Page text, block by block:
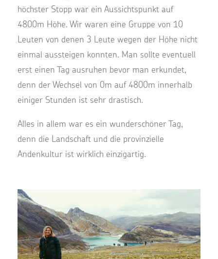
höchster Stopp war ein Aussichtspunkt auf
4800m Höhe. Wir waren eine Gruppe von 10
Leuten von denen 3 Leute wegen der Höhe nicht
einmal aussteigen konnten. Man sollte eventuell
erst einen Tag ausruhen bevor man erkundet,
denn der Wechsel von 0m auf 4800m innerhalb
einiger Stunden ist sehr drastisch.
Alles in allem war es ein wunderschöner Tag,
denn die Landschaft und die provinzielle
Andenkultur ist wirklich einzigartig.